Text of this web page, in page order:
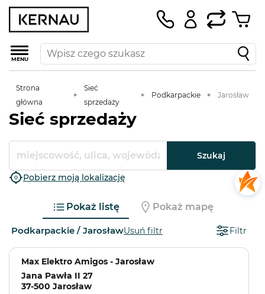
MENU
Strona
główna
Sieć
sprzedaży
Podkarpackie Jarosław
Sieć sprzedaży
Szukaj
Pobierz moją lokalizację
Pokaż listę Pokaż mapę
Podkarpackie / JarosławUsuń filtr Filtr
Max Elektro Amigos - Jarosław
Jana Pawła II 27
37-500 Jarosław